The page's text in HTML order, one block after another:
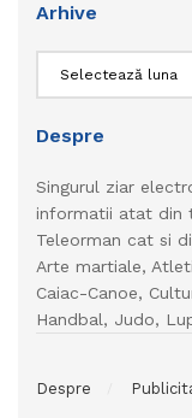
Arhive
Despre
Singurul ziar
informatii atat din
Teleorman cat si
Arte martiale,
Caiac-Canoe,
Handbal, Judo,
Despre